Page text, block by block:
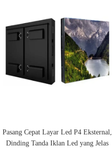
Pasang Cepat Layar Led P4 Eksternal,
Dinding Tanda Iklan Led yang Jelas